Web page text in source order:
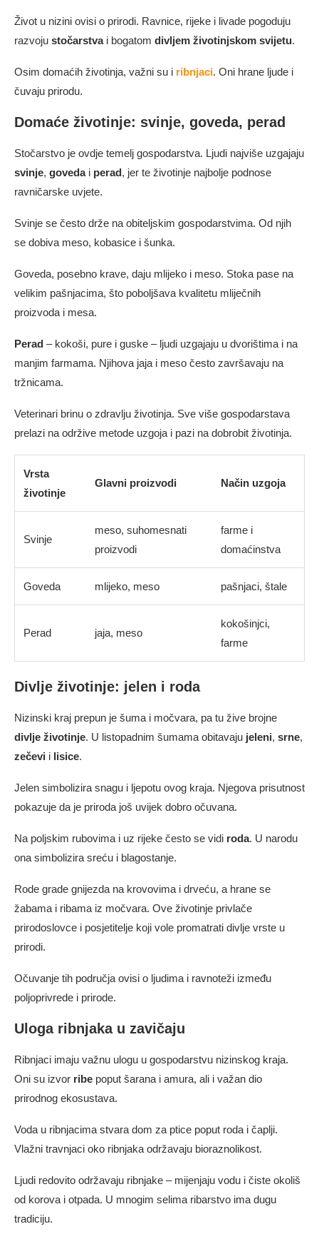
Život u nizini ovisi o prirodi. Ravnice, rijeke i livade pogoduju
razvoju stočarstvai bogatom divljem životinjskom svijetu.
Osim domaćih životinja, važni su i ribnjaci. Oni hrane ljude i
čuvaju prirodu.
Domaće životinje: svinje, goveda, perad
Stočarstvo je ovdje temelj gospodarstva. Ljudi najviše uzgajaju
svinje, govedai perad, jer te životinje najbolje podnose
ravničarske uvjete.
Svinje se često drže na obiteljskim gospodarstvima. Od njih
se dobiva meso, kobasice i šunka.
Goveda, posebno krave, daju mlijeko i meso. Stoka pase na
velikim pašnjacima, što poboljšava kvalitetu mliječnih
proizvoda i mesa.
Perad – kokoši, pure i guske – ljudi uzgajaju u dvorištima i na
manjim farmama. Njihova jaja i meso često završavaju na
tržnicama.
Veterinari brinu o zdravlju životinja. Sve više gospodarstava
prelazi na održive metode uzgoja i pazi na dobrobit životinja.
Vrsta
životinje
Glavni proizvodi Način uzgoja
Svinje
meso, suhomesnati
proizvodi
farme i
domaćinstva
Goveda mlijeko, meso pašnjaci, štale
Perad jaja, meso
kokošinjci,
farme
Divlje životinje: jelen i roda
Nizinski kraj prepun je šuma i močvara, pa tu žive brojne
divlje životinje. U listopadnim šumama obitavaju jeleni, srne,
zečevi i lisice.
Jelen simbolizira snagu i ljepotu ovog kraja. Njegova prisutnost
pokazuje da je priroda još uvijek dobro očuvana.
Na poljskim rubovima i uz rijeke često se vidi roda. U narodu
ona simbolizira sreću i blagostanje.
Rode grade gnijezda na krovovima i drveću, a hrane se
žabama i ribama iz močvara. Ove životinje privlače
prirodoslovce i posjetitelje koji vole promatrati divlje vrste u
prirodi.
Očuvanje tih područja ovisi o ljudima i ravnoteži između
poljoprivrede i prirode.
Uloga ribnjaka u zavičaju
Ribnjaci imaju važnu ulogu u gospodarstvu nizinskog kraja.
Oni su izvor ribe poput šarana i amura, ali i važan dio
prirodnog ekosustava.
Voda u ribnjacima stvara dom za ptice poput roda i čaplji.
Vlažni travnjaci oko ribnjaka održavaju bioraznolikost.
Ljudi redovito održavaju ribnjake – mijenjaju vodu i čiste okoliš
od korova i otpada. U mnogim selima ribarstvo ima dugu
tradiciju.